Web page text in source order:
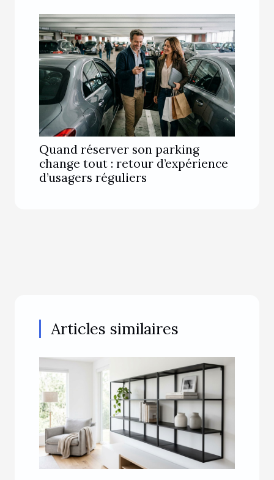
Quand réserver son parking
change tout : retour d’expérience
d’usagers réguliers
Articles similaires